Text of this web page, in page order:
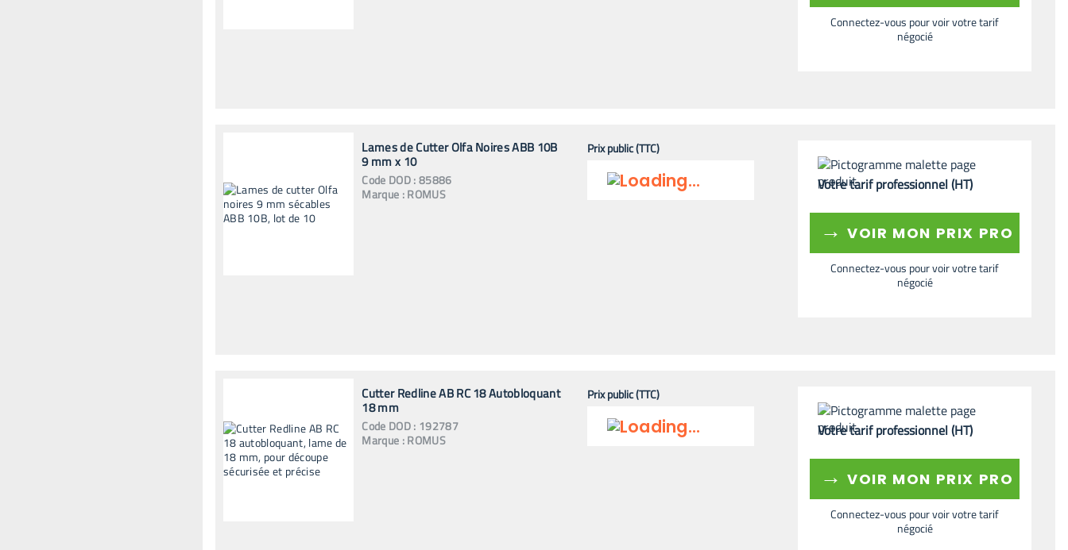
Connectez-vous pour voir votre tarif
négocié
Lames de Cutter Olfa Noires ABB 10B
9 mm x 10
Code DOD:85886
Marque :ROMUS
Prix public (TTC)
Votre tarif professionnel (HT)
→ VOIR MON PRIX PRO
Connectez-vous pour voir votre tarif
négocié
Cutter Redline AB RC 18 Autobloquant
18 mm
Code DOD: 192787
Marque :ROMUS
Prix public (TTC)
Votre tarif professionnel (HT)
→ VOIR MON PRIX PRO
Connectez-vous pour voir votre tarif
négocié